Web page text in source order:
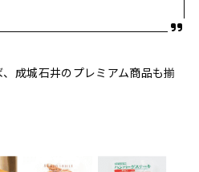
成城石井のプレミアム商品も揃